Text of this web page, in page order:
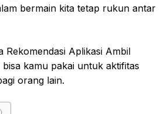
bermain kita tetap rukun antar
Rekomendasi Aplikasi Ambil
kamu pakai untuk aktifitas
orang lain.